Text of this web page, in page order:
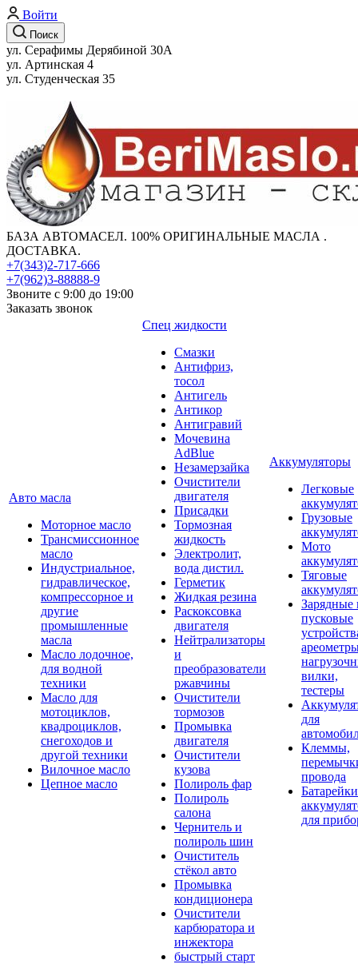
Войти
Поиск
ул. Серафимы Дерябиной 30А
ул. Артинская 4
ул. Студенческая 35
БАЗА АВТОМАСЕЛ. 100% ОРИГИНАЛЬНЫЕ МАСЛА .
ДОСТАВКА.
+7(343)2-717-666
+7(962)3-88888-9
Звоните с 9:00 до 19:00
Заказать звонок
Авто масла
Моторное масло
Трансмиссионное
масло
Индустриальное,
гидравлическое,
компрессорное и
другие
промышленные
масла
Масло лодочное,
для водной
техники
Масло для
мотоциклов,
квадроциклов,
снегоходов и
другой техники
Вилочное масло
Цепное масло
Спец жидкости
Смазки
Антифриз,
тосол
Антигель
Антикор
Антигравий
Мочевина
AdBlue
Незамерзайка
Очистители
двигателя
Присадки
Тормозная
жидкость
Электролит,
вода дистил.
Герметик
Жидкая резина
Раскоксовка
двигателя
Нейтрализаторы
и
преобразователи
ржавчины
Очистители
тормозов
Промывка
двигателя
Очистители
кузова
Полироль фар
Полироль
салона
Чернитель и
полироль шин
Очиститель
стёкол авто
Промывка
кондиционера
Очистители
карбюратора и
инжектора
быстрый старт
Аккумуляторы
Легковые
Грузовые
Мото
Тяговые
Зарядные
пусковые
вилки,
тестеры
для
Клеммы,
провода
для